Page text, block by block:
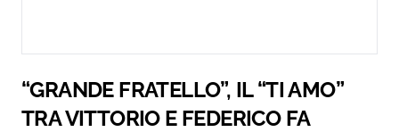
“GRANDE FRATELLO”, IL “TI AMO”
TRA VITTORIO E FEDERICO FA